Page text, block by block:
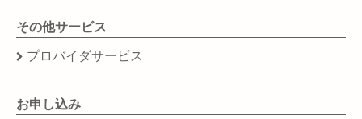
その他サービス
プロバイダサービス
お申し込み